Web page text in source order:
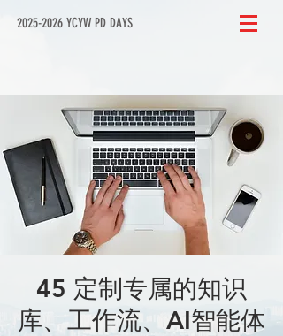
2025-2026 YCYW PD DAYS
45 定制专属的知识
库、工作流、AI智能体